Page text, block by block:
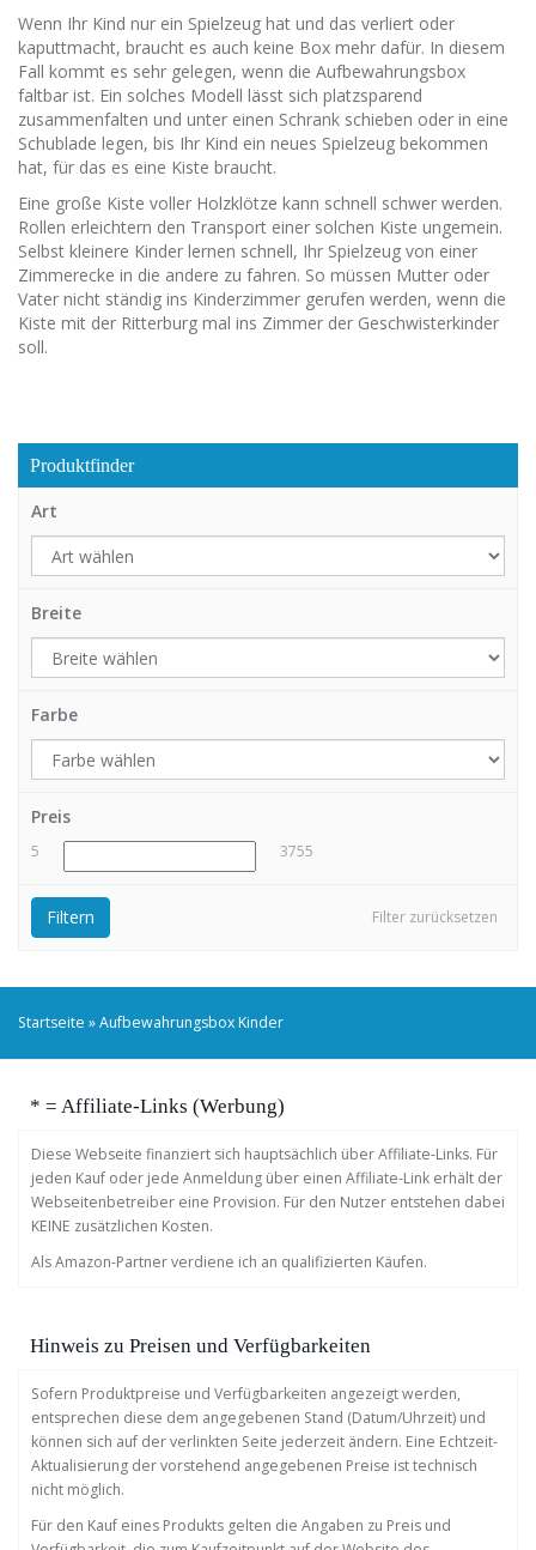
Wenn Ihr Kind nur ein Spielzeug hat und das verliert oder
kaputtmacht, braucht es auch keine Box mehr dafür. In diesem
Fall kommt es sehr gelegen, wenn die Aufbewahrungsbox
faltbar ist. Ein solches Modell lässt sich platzsparend
zusammenfalten und unter einen Schrank schieben oder in eine
Schublade legen, bis Ihr Kind ein neues Spielzeug bekommen
hat, für das es eine Kiste braucht.
Eine große Kiste voller Holzklötze kann schnell schwer werden.
Rollen erleichtern den Transport einer solchen Kiste ungemein.
Selbst kleinere Kinder lernen schnell, Ihr Spielzeug von einer
Zimmerecke in die andere zu fahren. So müssen Mutter oder
Vater nicht ständig ins Kinderzimmer gerufen werden, wenn die
Kiste mit der Ritterburg mal ins Zimmer der Geschwisterkinder
soll.
Produktfinder
Art
Breite
Farbe
Preis
5 3755
Filter zurücksetzen
Filtern
Startseite »Aufbewahrungsbox Kinder
* = Affiliate-Links (Werbung)
Diese Webseite finanziert sich hauptsächlich über Affiliate-Links. Für
jeden Kauf oder jede Anmeldung über einen Affiliate-Link erhält der
Webseitenbetreiber eine Provision. Für den Nutzer entstehen dabei
KEINE zusätzlichen Kosten.
Als Amazon-Partner verdiene ich an qualifizierten Käufen.
Hinweis zu Preisen und Verfügbarkeiten
Sofern Produktpreise und Verfügbarkeiten angezeigt werden,
entsprechen diese dem angegebenen Stand (Datum/Uhrzeit) und
können sich auf der verlinkten Seite jederzeit ändern. Eine Echtzeit-
Aktualisierung der vorstehend angegebenen Preise ist technisch
nicht möglich.
Für den Kauf eines Produkts gelten die Angaben zu Preis und